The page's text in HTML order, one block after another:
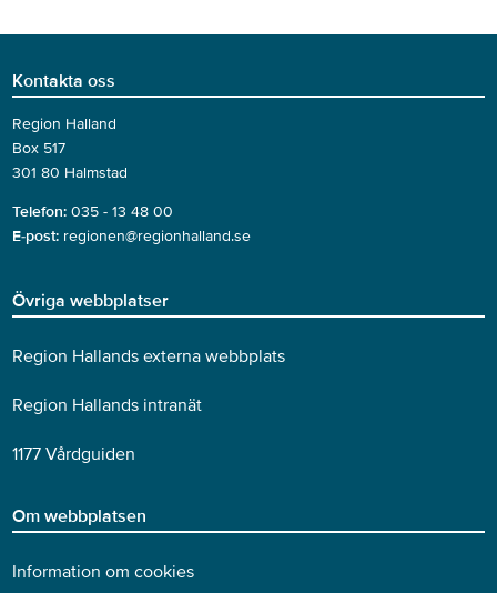
Kontakta oss
Region Halland
Box 517
301 80 Halmstad
Telefon: 035 - 13 48 00
E-post: regionen@regionhalland.se
Övriga webbplatser
Region Hallands externa webbplats
Region Hallands intranät
1177 Vårdguiden
Om webbplatsen
Information om cookies